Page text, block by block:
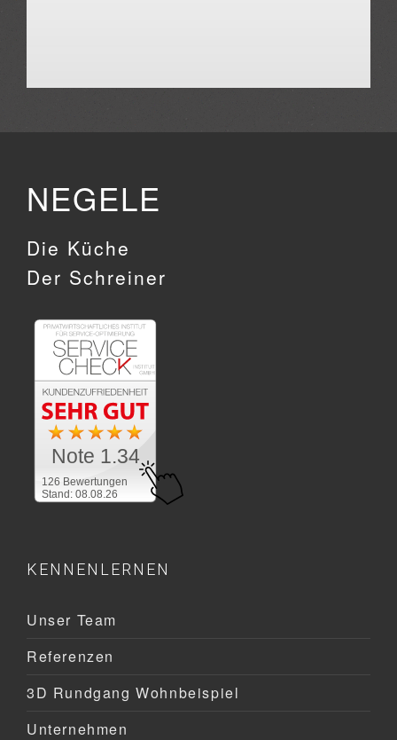
NEGELE
Die Küche
Der Schreiner
126 Bewertungen
Stand: 08.08.26
Note 1.34
KENNENLERNEN
Unser Team
Referenzen
3D Rundgang Wohnbeispiel
Unternehmen